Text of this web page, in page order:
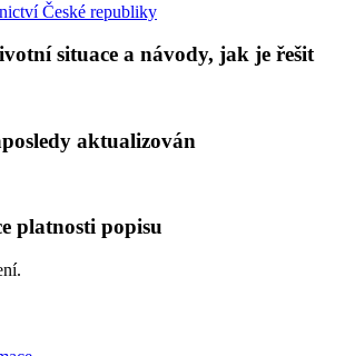
České republiky
situace a návody, jak je řešit
aktualizován
platnosti popisu